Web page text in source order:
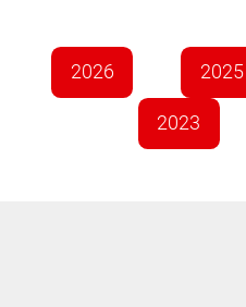
2026 2025
2023